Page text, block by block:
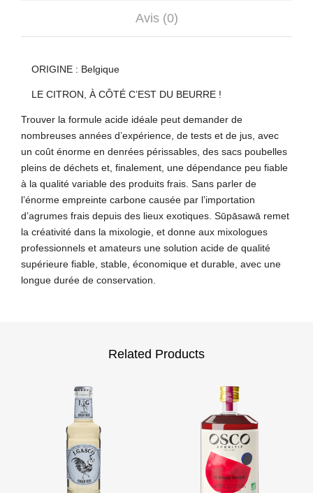
Avis (0)
ORIGINE : Belgique
LE CITRON, À CÔTÉ C’EST DU BEURRE !
Trouver la formule acide idéale peut demander de
nombreuses années d’expérience, de tests et de jus, avec
un coût énorme en denrées périssables, des sacs poubelles
pleins de déchets et, finalement, une dépendance peu fiable
à la qualité variable des produits frais. Sans parler de
l’énorme empreinte carbone causée par l’importation
d’agrumes frais depuis des lieux exotiques. Sūpāsawā remet
la créativité dans la mixologie, et donne aux mixologues
professionnels et amateurs une solution acide de qualité
supérieure fiable, stable, économique et durable, avec une
longue durée de conservation.
Related Products